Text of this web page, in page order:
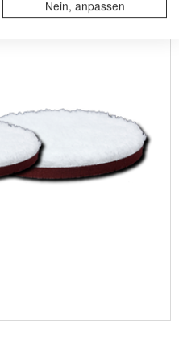
Nein, anpassen